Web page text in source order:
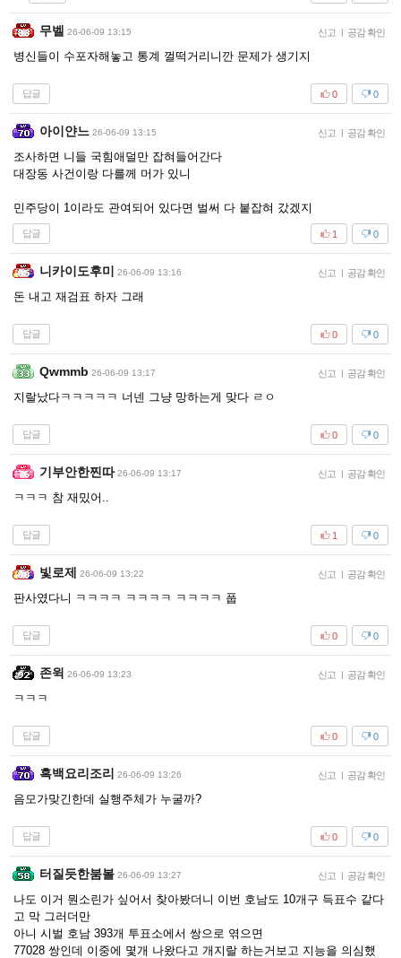
무벨 26-06-09 13:15 신고 | 공감 확인
병신들이 수포자해놓고 통계 껄떡거리니깐 문제가 생기지
답글 0
0
아이얀느 26-06-09 13:15 신고 | 공감 확인
조사하면 니들 국힘애덜만 잡혀들어간다
대장동 사건이랑 다를께 머가 있니
민주당이 1이라도 관여되어 있다면 벌써 다 붙잡혀 갔겠지
답글 0
1
니카이도후미 26-06-09 13:16 신고 | 공감 확인
돈 내고 재검표 하자 그래
답글 0
0
Qwmmb 26-06-09 13:17 신고 | 공감 확인
지랄났다ㅋㅋㅋㅋㅋ 너넨 그냥 망하는게 맞다 ㄹㅇ
답글 0
0
기부안한찐따 26-06-09 13:17 신고 | 공감 확인
ㅋㅋㅋ 참 재밌어..
답글 0
1
빛로제 26-06-09 13:22 신고 | 공감 확인
판사였다니 ㅋㅋㅋㅋ ㅋㅋㅋㅋ ㅋㅋㅋㅋ 풉
답글 0
0
존윅 26-06-09 13:23 신고 | 공감 확인
ㅋㅋㅋ
답글 0
0
흑백요리조리 26-06-09 13:26 신고 | 공감 확인
음모가맞긴한데 실행주체가 누굴까?
답글 0
0
터질듯한붐볼 26-06-09 13:27 신고 | 공감 확인
나도 이거 뭔소린가 싶어서 찾아봤더니 이번 호남도 10개구 득표수 같다
고 막 그러더만
아니 시벌 호남 393개 투표소에서 쌍으로 엮으면
77028 쌍인데 이중에 몇개 나왔다고 개지랄 하는거보고 지능을 의심했